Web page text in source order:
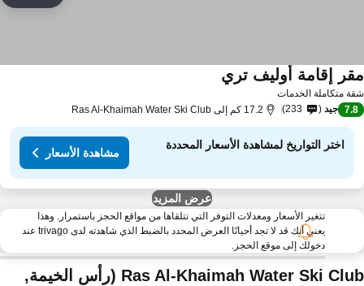
متكاملة الخدمات
إقامة أوليف تري
7.8 جيد 233 17.2 كم إلى Ras Al-Khaimah Water Ski Club
اختر التواريخ لمشاهدة الأسعار المحددة
مشاهدة الأسعار
عرض المزيد
تتغير الأسعار ومعدلات التوفر التي نتلقاها من مواقع الحجز باستمرار. وهذا
يعني أنك قد لا تجد أحيانًا العرض المحدد بالضبط الذي شاهدته لدى trivago عند
دخولك إلى موقع الحجز.
Ras Al-Khaimah Water Ski Club (رأس الخيمة,